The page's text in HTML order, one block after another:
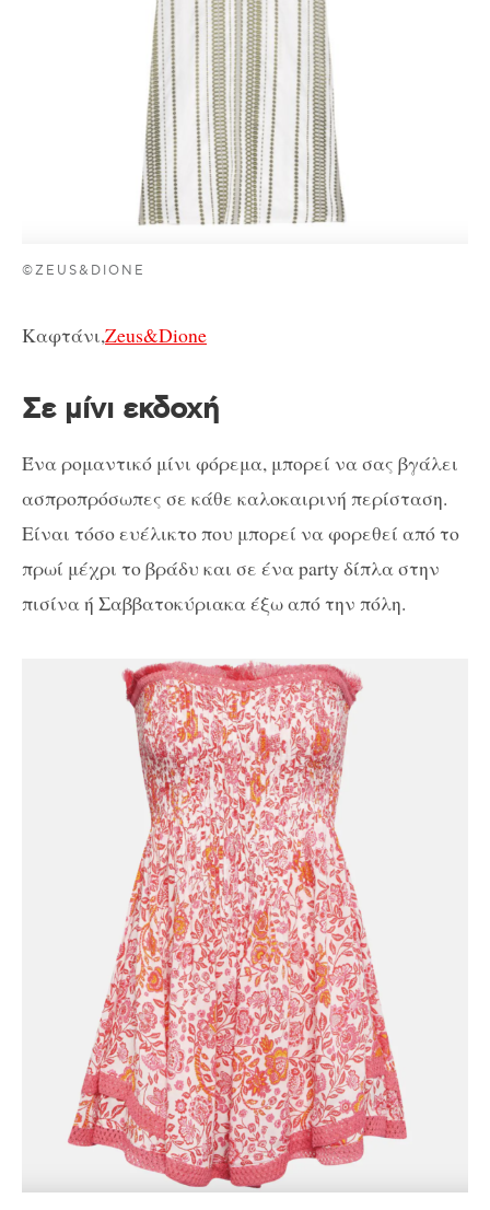
©ZEUS&DIONE
Καφτάνι,Zeus&Dione
Σε μίνι εκδοχή
Ένα ρομαντικό μίνι φόρεμα, μπορεί να σας βγάλει
ασπροπρόσωπες σε κάθε καλοκαιρινή περίσταση.
Είναι τόσο ευέλικτο που μπορεί να φορεθεί από το
πρωί μέχρι το βράδυ και σε ένα party δίπλα στην
πισίνα ή Σαββατοκύριακα έξω από την πόλη.